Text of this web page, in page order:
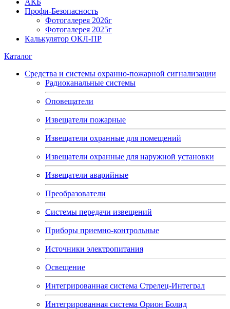
АКБ
Профи-Безопасность
Фотогалерея 2026г
Фотогалерея 2025г
Калькулятор ОКЛ-ПР
Каталог
Средства и системы охранно-пожарной сигнализации
Радиоканальные системы
Оповещатели
Извещатели пожарные
Извещатели охранные для помещений
Извещатели охранные для наружной установки
Извещатели аварийные
Преобразователи
Системы передачи извещений
Приборы приемно-контрольные
Источники электропитания
Освещение
Интегрированная система Стрелец-Интеграл
Интегрированная система Орион Болид